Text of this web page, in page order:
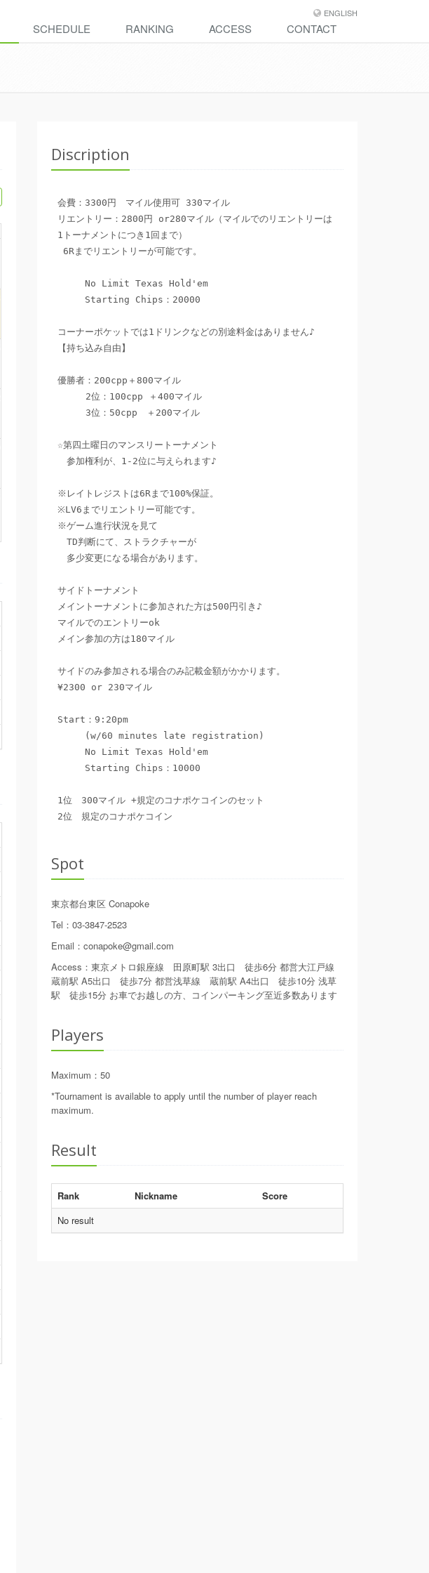
ENGLISH
SCHEDULE RANKING ACCESS CONTACT
Discription
会費：3300円　マイル使用可 330マイル
リエントリー：2800円 or280マイル（マイルでのリエントリーは
1トーナメントにつき1回まで）
No Limit Texas Hold'em
Starting Chips：20000
コーナーポケットでは1ドリンクなどの別途料金はありません♪
【持ち込み自由】
優勝者：200cpp＋800マイル
☆第四土曜日のマンスリートーナメント
参加権利が、1-2位に与えられます♪
※レイトレジストは6Rまで100%保証。
※LV6までリエントリー可能です。
※ゲーム進行状況を見て
TD判断にて、ストラクチャーが
多少変更になる場合があります。
サイドトーナメント
メイントーナメントに参加された方は500円引き♪
マイルでのエントリーok
メイン参加の方は180マイル
サイドのみ参加される場合のみ記載金額がかかります。
¥2300 or 230マイル
Start：9:20pm
(w/60 minutes late registration)
No Limit Texas Hold'em
Starting Chips：10000
1位　300マイル +規定のコナポケコインのセット
2位　規定のコナポケコイン
Spot
東京都台東区 Conapoke
Tel ： 03-3847-2523
Email ： conapoke@gmail.com
Access ： 東京メトロ銀座線 田原町駅 3出口 徒歩6分 都営大江戸線
蔵前駅 A5出口 徒歩7分 都営浅草線 蔵前駅 A4出口 徒歩10分 浅草
駅 徒歩15分 お車でお越しの方、コインパーキング至近多数あります
Players
Maximum ： 50
*Tournament is available to apply until the number of player reach
maximum.
Result
Rank Nickname
Score
No result